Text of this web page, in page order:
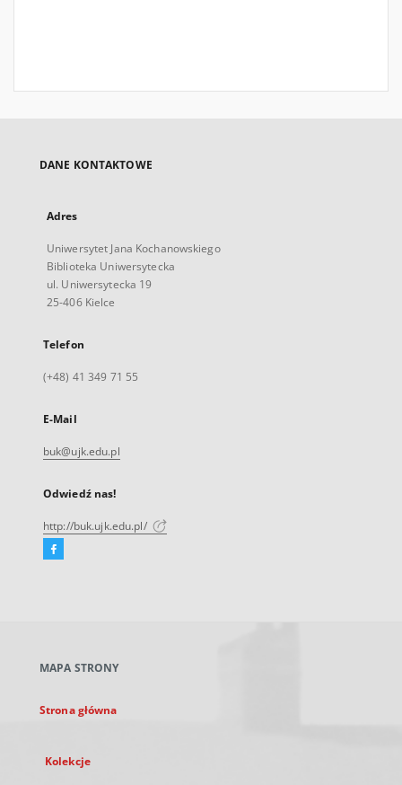
DANE KONTAKTOWE
Adres
Uniwersytet Jana Kochanowskiego
Biblioteka Uniwersytecka
ul. Uniwersytecka 19
25-406 Kielce
Telefon
(+48) 41 349 71 55
E-Mail
buk@ujk.edu.pl
Odwiedź nas!
http://buk.ujk.edu.pl/
Facebook
karcie
MAPA STRONY
Strona główna
Kolekcje